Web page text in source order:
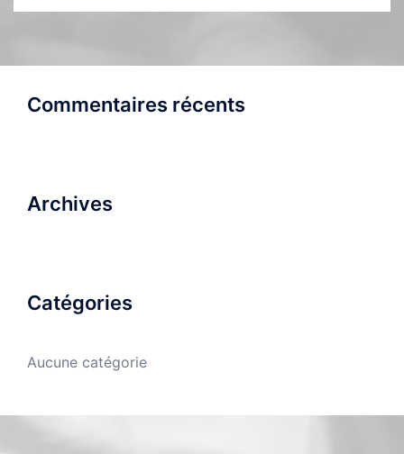
Commentaires récents
Archives
Catégories
Aucune catégorie